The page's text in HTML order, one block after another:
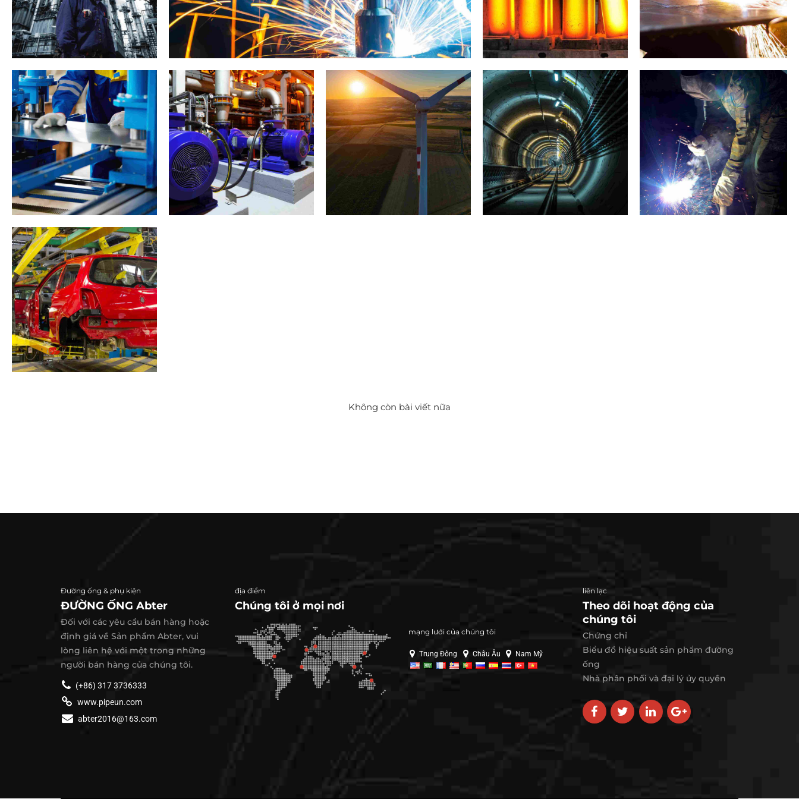
Ống hàn xoắn ốc
Ống thép LSAW A53
TRONG 10219 Ống
hàn
A209
Ống thép hợp kim
HX
Hợp kim niken 52
Ống thép
Niken 200 Ống thép
Niken 201 Ống thép
Ống thép hợp kim L-
605
Ống vỏ P110
Ống vỏ V150
Ống vỏ C90
Khớp nối vỏ ống
Vỏ khớp nối con chó
con
laboratory materials video
Munich video showcase
laboratory materials
Moscow life
industry laboratory
Bejing style
industry laboratory
Capturing Manila
audio materials
Sounds of New York
industry materials
Stockholm snapshots
Không còn bài viết nữa
Đường ống & phụ kiện
ĐƯỜNG ỐNG Abter
Đối với các yêu cầu bán hàng hoặc
định giá về Sản phẩm Abter, vui
lòng liên hệ với một trong những
người bán hàng của chúng tôi.
(+86) 317 3736333
www.pipeun.com
abter2016@163.com
địa điểm
Chúng tôi ở mọi nơi
mạng lưới của chúng tôi
Trung Đông Châu Âu Nam Mỹ
liên lạc
Theo dõi hoạt động của
chúng tôi
Chứng chỉ
Biểu đồ hiệu suất sản phẩm đường
ống
Nhà phân phối và đại lý ủy quyền